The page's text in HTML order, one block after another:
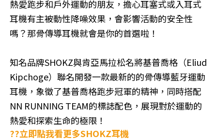
熱愛跑步和戶外運動的朋友，擔心耳塞式或入耳式
耳機有主被動性降噪效果，會影響活動的安全性
嗎？那骨傳導耳機就會是你的首選啦！
知名品牌SHOKZ與肯亞馬拉松名將基普喬格（Eliud
Kipchoge）聯名開發一款最新的的骨傳導藍牙運動
耳機，象徵了基普喬格跑步冠軍的精神，同時搭配
NN RUNNING TEAM的標誌配色，展現對於運動的
熱愛和探索生命的極限！
??立即點我看更多SHOKZ耳機